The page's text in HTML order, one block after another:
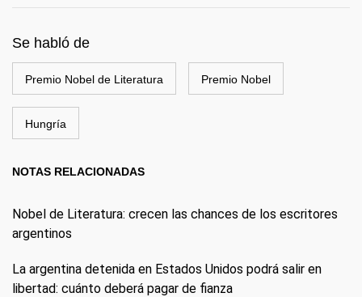
Se habló de
Premio Nobel de Literatura Premio Nobel
Hungría
NOTAS RELACIONADAS
Nobel de Literatura: crecen las chances de los escritores
argentinos
La argentina detenida en Estados Unidos podrá salir en
libertad: cuánto deberá pagar de fianza